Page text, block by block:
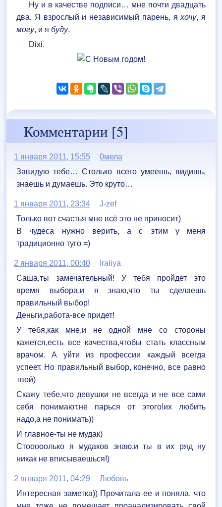
Ну и в качестве подписи… мне почти двадцать
два. Я взрослый и независимый парень, яхочу, я
могу, и я буду.
Dixi.
Комментарии [5]
1 января 2011, 15:55
0мела
Завидую тебе… Столько всего умеешь, видишь,
знаешь и думаешь. Это круто…
1 января 2011, 23:34
J-zef
Только вот счастья мне всё это не приносит)
В чудеса нужно верить, а с этим у меня
традиционно туго =)
2 января 2011, 00:40
Iraliya
Саша,ты замечательный! У тебя пройдет это
время выбора,и я знаю,что ты сделаешь
правильный выбор!
Деньги,работа-все придет!
У тебя,как мне,и не одной мне со стороны
кажется,есть все качества,чтобы стать классным
врачом. А уйти из профессии каждый всегда
успеет. Но правильный выбор, конечно, все равно
твой)
Скажу тебе,что девушки не всегда и не все сами
себя понимают,не парься от этого!их любить
надо,а не понимать))
И главное-ты не мудак)
Стооооолько я мудаков знаю,и ты в их ряд ну
никак не вписываешься!)
2 января 2011, 04:29
Любовь
Интересная заметка)) Прочитала ее и поняла, что